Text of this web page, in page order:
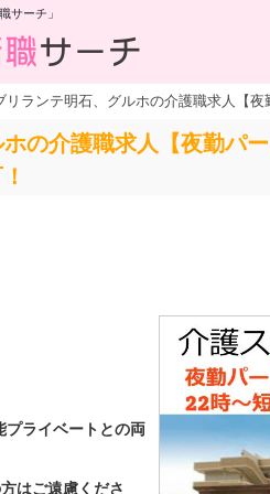
サーチ」
リランテ明石、グルホの介護職求人【
の介護職求人【夜勤
ライベートとの両
はご遠慮くださ